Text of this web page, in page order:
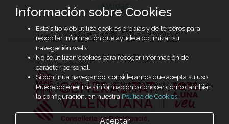
Ayudas
Proyecto subvencionado
Información sobre Cookies
Este sitio web utiliza cookies propias y de terceros para
recopilar información que ayude a optimizar su
navegación web.
No se utilizan cookies para recoger información de
carácter personal.
Si continúa navegando, consideramos que acepta su uso.
Puede obtener más información o conocer cómo cambiar
la configuración, en nuestra Política de Cookies.
Aceptar